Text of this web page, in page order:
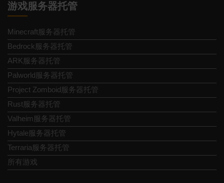
游戏服务器托管
Minecraft服务器托管
Bedrock服务器托管
ARK服务器托管
Palworld服务器托管
Project Zomboid服务器托管
Rust服务器托管
Valheim服务器托管
Hytale服务器托管
Terraria服务器托管
所有游戏